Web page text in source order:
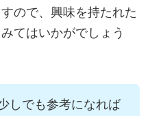
ので、興味を持たれた
てはいかがでしょう
しでも参考になれば